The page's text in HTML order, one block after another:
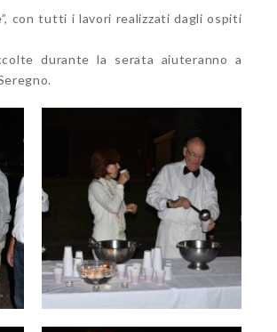
con tutti i lavori realizzati dagli ospiti
durante la serata aiuteranno a